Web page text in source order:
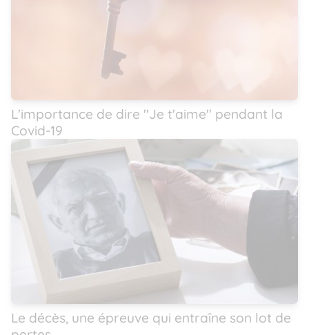
L'importance de dire ''Je t'aime'' pendant la
Covid-19
Le décès, une épreuve qui entraîne son lot de